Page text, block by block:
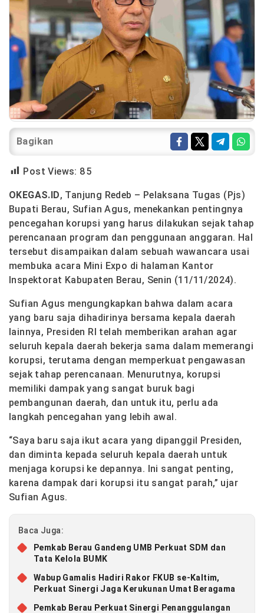
Bagikan
Post Views: 85
OKEGAS.ID, Tanjung Redeb – Pelaksana Tugas (Pjs)
Bupati Berau, Sufian Agus, menekankan pentingnya
pencegahan korupsi yang harus dilakukan sejak tahap
perencanaan program dan penggunaan anggaran. Hal
tersebut disampaikan dalam sebuah wawancara usai
membuka acara Mini Expo di halaman Kantor
Inspektorat Kabupaten Berau, Senin (11/11/2024).
Sufian Agus mengungkapkan bahwa dalam acara
yang baru saja dihadirinya bersama kepala daerah
lainnya, Presiden RI telah memberikan arahan agar
seluruh kepala daerah bekerja sama dalam memerangi
korupsi, terutama dengan memperkuat pengawasan
sejak tahap perencanaan. Menurutnya, korupsi
memiliki dampak yang sangat buruk bagi
pembangunan daerah, dan untuk itu, perlu ada
langkah pencegahan yang lebih awal.
“Saya baru saja ikut acara yang dipanggil Presiden,
dan diminta kepada seluruh kepala daerah untuk
menjaga korupsi ke depannya. Ini sangat penting,
karena dampak dari korupsi itu sangat parah,” ujar
Sufian Agus.
Baca Juga:
Pemkab Berau Gandeng UMB Perkuat SDM dan
Tata Kelola BUMK
Wabup Gamalis Hadiri Rakor FKUB se-Kaltim,
Perkuat Sinergi Jaga Kerukunan Umat Beragama
Pemkab Berau Perkuat Sinergi Penanggulangan